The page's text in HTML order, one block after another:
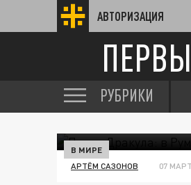
АВТОРИЗАЦИЯ
РУБРИКИ
В МИРЕ
АРТЁМ САЗОНОВ 07